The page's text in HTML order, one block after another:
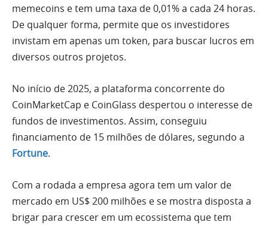
memecoins e tem uma taxa de 0,01% a cada 24 horas.
De qualquer forma, permite que os investidores
invistam em apenas um token, para buscar lucros em
diversos outros projetos.
No início de 2025, a plataforma concorrente do
CoinMarketCap e CoinGlass despertou o interesse de
fundos de investimentos. Assim, conseguiu
financiamento de 15 milhões de dólares, segundo a
Fortune.
Com a rodada a empresa agora tem um valor de
mercado em US$ 200 milhões e se mostra disposta a
brigar para crescer em um ecossistema que tem